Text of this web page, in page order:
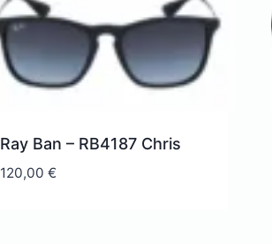
Ray Ban – RB4187 Chris
120,00 €